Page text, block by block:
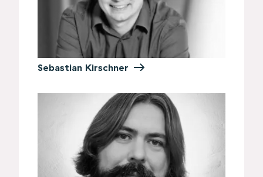
Sebastian Kirschner